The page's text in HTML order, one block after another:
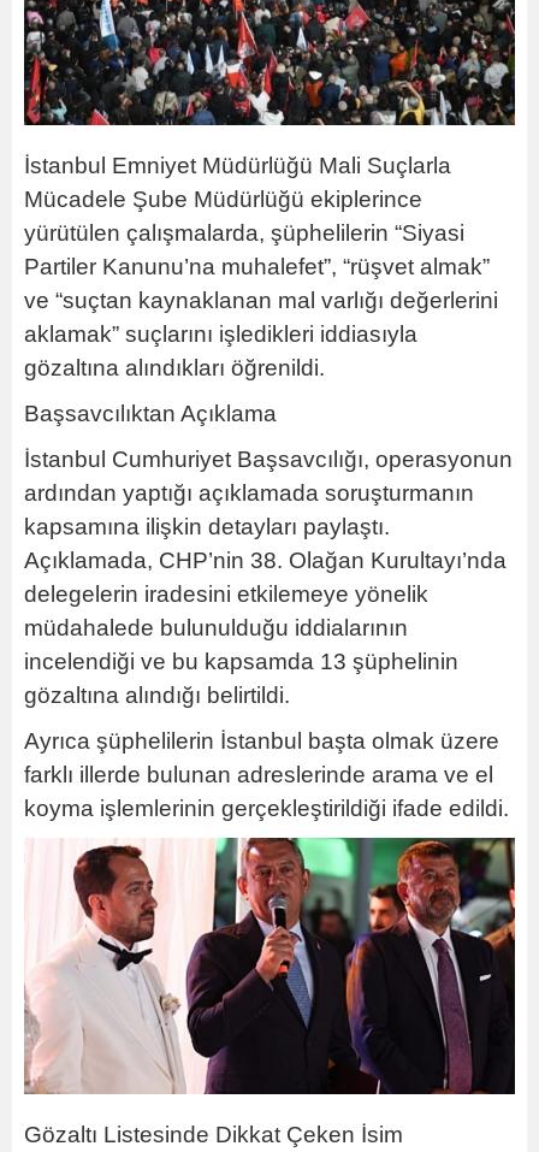
İstanbul Emniyet Müdürlüğü Mali Suçlarla
Mücadele Şube Müdürlüğü ekiplerince
yürütülen çalışmalarda, şüphelilerin “Siyasi
Partiler Kanunu’na muhalefet”, “rüşvet almak”
ve “suçtan kaynaklanan mal varlığı değerlerini
aklamak” suçlarını işledikleri iddiasıyla
gözaltına alındıkları öğrenildi.
Başsavcılıktan Açıklama
İstanbul Cumhuriyet Başsavcılığı, operasyonun
ardından yaptığı açıklamada soruşturmanın
kapsamına ilişkin detayları paylaştı.
Açıklamada, CHP’nin 38. Olağan Kurultayı’nda
delegelerin iradesini etkilemeye yönelik
müdahalede bulunulduğu iddialarının
incelendiği ve bu kapsamda 13 şüphelinin
gözaltına alındığı belirtildi.
Ayrıca şüphelilerin İstanbul başta olmak üzere
farklı illerde bulunan adreslerinde arama ve el
koyma işlemlerinin gerçekleştirildiği ifade edildi.
Gözaltı Listesinde Dikkat Çeken İsim